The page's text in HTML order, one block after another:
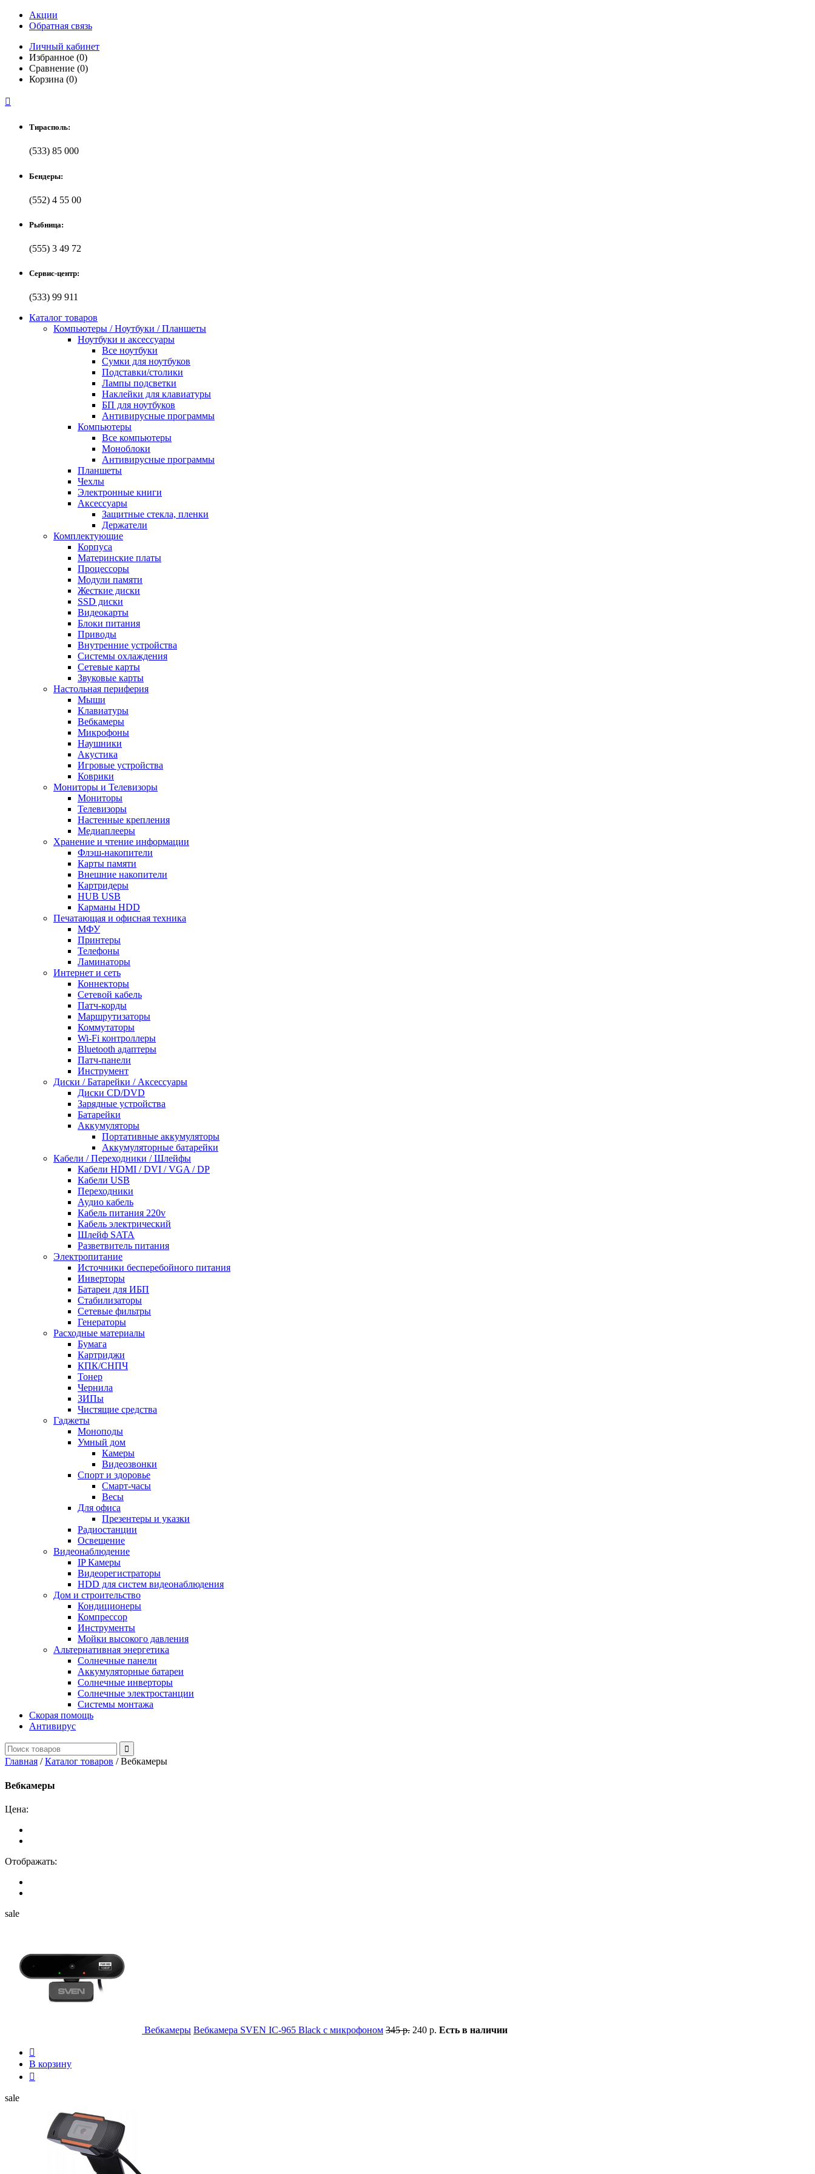
Акции
Обратная связь
Личный кабинет
Избранное (0)
Сравнение (0)
Корзина (0)

Тирасполь:
(533) 85 000
Бендеры:
(552) 4 55 00
Рыбница:
(555) 3 49 72
Сервис-центр:
(533) 99 911
Каталог товаров
Компьютеры / Ноутбуки / Планшеты
Ноутбуки и аксессуары
Все ноутбуки
Сумки для ноутбуков
Подставки/столики
Лампы подсветки
Наклейки для клавиатуры
БП для ноутбуков
Антивирусные программы
Компьютеры
Все компьютеры
Моноблоки
Антивирусные программы
Планшеты
Чехлы
Электронные книги
Аксессуары
Защитные стекла, пленки
Держатели
Комплектующие
Корпуса
Материнские платы
Процессоры
Модули памяти
Жесткие диски
SSD диски
Видеокарты
Блоки питания
Приводы
Внутренние устройства
Системы охлаждения
Сетевые карты
Звуковые карты
Настольная периферия
Мыши
Клавиатуры
Вебкамеры
Микрофоны
Наушники
Акустика
Игровые устройства
Коврики
Мониторы и Телевизоры
Мониторы
Телевизоры
Настенные крепления
Медиаплееры
Хранение и чтение информации
Флэш-накопители
Карты памяти
Внешние накопители
Картридеры
HUB USB
Карманы HDD
Печатающая и офисная техника
МФУ
Принтеры
Телефоны
Ламинаторы
Интернет и сеть
Коннекторы
Сетевой кабель
Патч-корды
Маршрутизаторы
Коммутаторы
Wi-Fi контроллеры
Bluetooth адаптеры
Патч-панели
Инструмент
Диски / Батарейки / Аксессуары
Диски CD/DVD
Зарядные устройства
Батарейки
Аккумуляторы
Портативные аккумуляторы
Аккумуляторные батарейки
Кабели / Переходники / Шлейфы
Кабели HDMI / DVI / VGA / DP
Кабели USB
Переходники
Аудио кабель
Кабель питания 220v
Кабель электрический
Шлейф SATA
Разветвитель питания
Электропитание
Источники бесперебойного питания
Инверторы
Батареи для ИБП
Стабилизаторы
Сетевые фильтры
Генераторы
Расходные материалы
Бумага
Картриджи
КПК/СНПЧ
Тонер
Чернила
ЗИПы
Чистящие средства
Гаджеты
Моноподы
Умный дом
Камеры
Видеозвонки
Спорт и здоровье
Смарт-часы
Весы
Для офиса
Презентеры и указки
Радиостанции
Освещение
Видеонаблюдение
IP Камеры
Видеорегистраторы
HDD для систем видеонаблюдения
Дом и строительство
Кондиционеры
Компрессор
Инструменты
Мойки высокого давления
Альтернативная энергетика
Солнечные панели
Аккумуляторные батареи
Солнечные инверторы
Солнечные электростанции
Системы монтажа
Скорая помощь
Антивирус
Главная /Каталог товаров /Вебкамеры
Вебкамеры
Цена:
Отображать:
sale
Вебкамеры Вебкамера SVEN IC-965 Black с микрофоном 345 р. 240 р. Есть в наличии

В корзину

sale